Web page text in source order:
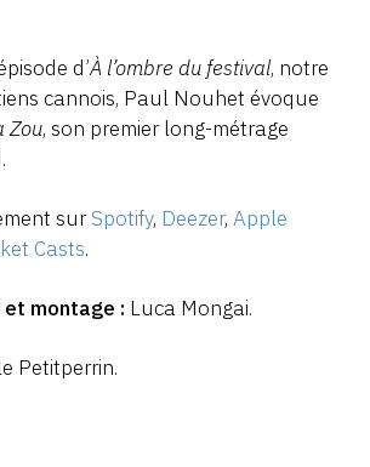
d’À l’ombre du festival, notre
cannois, Paul Nouhet évoque
Zou, son premier long-métrage
surSpotify, Deezer, Apple
Casts.
montage : Luca Mongai.
Petitperrin.